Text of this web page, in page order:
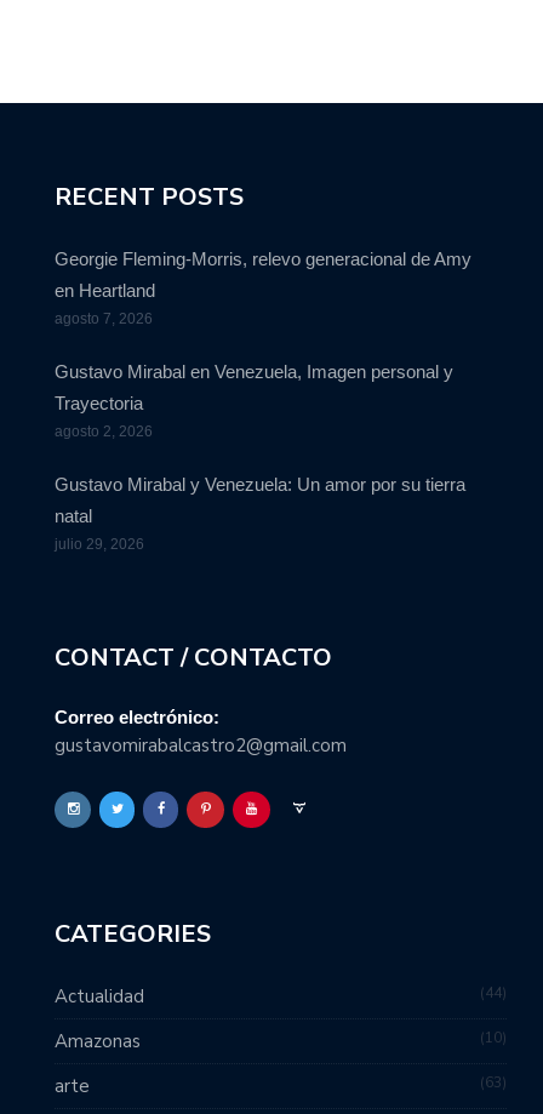
RECENT POSTS
Georgie Fleming-Morris, relevo generacional de Amy
en Heartland
agosto 7, 2026
Gustavo Mirabal en Venezuela, Imagen personal y
Trayectoria
agosto 2, 2026
Gustavo Mirabal y Venezuela: Un amor por su tierra
natal
julio 29, 2026
CONTACT / CONTACTO
Correo electrónico:
gustavomirabalcastro2@gmail.com
CATEGORIES
Actualidad 44
Amazonas 10
arte 63